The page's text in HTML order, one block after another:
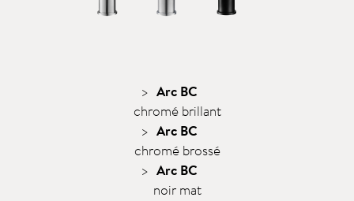
Arc BC
chromé brillant
Arc BC
chromé brossé
Arc BC
noir mat